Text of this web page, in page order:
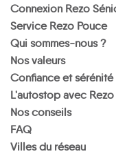
Connexion Rezo
Service Rezo Pouce
Qui sommes-nous ?
Nos valeurs
Confiance et sérénité
L'autostop avec
Nos conseils
FAQ
Villes du réseau